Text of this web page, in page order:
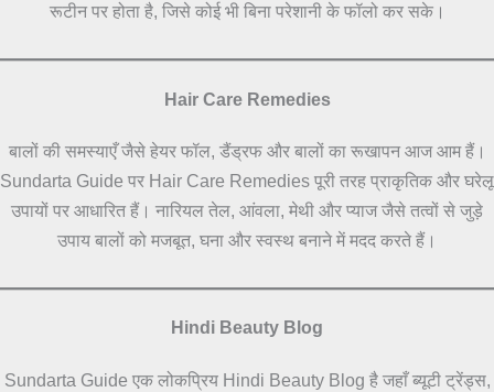
रूटीन पर होता है, जिसे कोई भी बिना परेशानी के फॉलो कर सके।
Hair Care Remedies
बालों की समस्याएँ जैसे हेयर फॉल, डैंड्रफ और बालों का रूखापन आज आम हैं।
Sundarta Guide पर Hair Care Remedies पूरी तरह प्राकृतिक और घरेलू
उपायों पर आधारित हैं। नारियल तेल, आंवला, मेथी और प्याज जैसे तत्वों से जुड़े
उपाय बालों को मजबूत, घना और स्वस्थ बनाने में मदद करते हैं।
Hindi Beauty Blog
Sundarta Guide एक लोकप्रिय Hindi Beauty Blog है जहाँ ब्यूटी ट्रेंड्स,